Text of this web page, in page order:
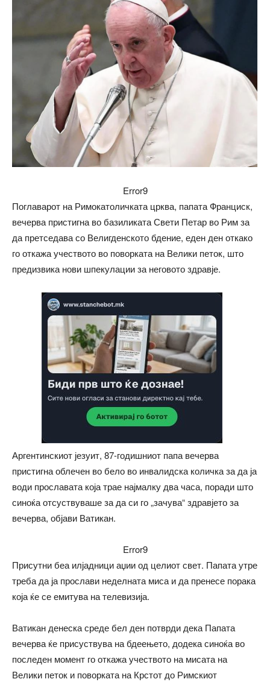
Error9
Поглаварот на Римокатоличката црква, папата Франциск,
вечерва пристигна во базиликата Свети Петар во Рим за
да претседава со Велигденското бдение, еден ден откако
го откажа учеството во поворката на Велики петок, што
предизвика нови шпекулации за неговото здравје.
Аргентинскиот језуит, 87-годишниот папа вечерва
пристигна облечен во бело во инвалидска количка за да ја
води прославата која трае најмалку два часа, поради што
синоќа отсуствуваше за да си го „зачува“ здравјето за
вечерва, објави Ватикан.
Error9
Присутни беа илјадници аџии од целиот свет. Папата утре
треба да ја прослави неделната миса и да пренесе порака
која ќе се емитува на телевизија.
Ватикан денеска среде бел ден потврди дека Папата
вечерва ќе присуствува на бдеењето, додека синоќа во
последен момент го откажа учеството на мисата на
Велики петок и поворката на Крстот до Римскиот